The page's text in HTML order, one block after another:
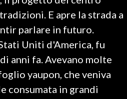
E apre la strada a
parlare in futuro.
Uniti d'America, fu
anni fa. Avevano molte
yaupon, che veniva
consumata in grandi